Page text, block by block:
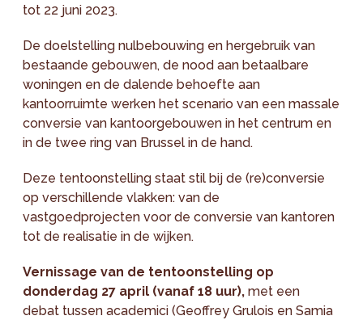
tot 22 juni 2023.
De doelstelling nulbebouwing en hergebruik van
bestaande gebouwen, de nood aan betaalbare
woningen en de dalende behoefte aan
kantoorruimte werken het scenario van een massale
conversie van kantoorgebouwen in het centrum en
in de twee ring van Brussel in de hand.
Deze tentoonstelling staat stil bij de (re)conversie
op verschillende vlakken: van de
vastgoedprojecten voor de conversie van kantoren
tot de realisatie in de wijken.
Vernissage van de tentoonstelling op
donderdag 27 april (vanaf 18 uur),met een
debat tussen academici (Geoffrey Grulois en Samia